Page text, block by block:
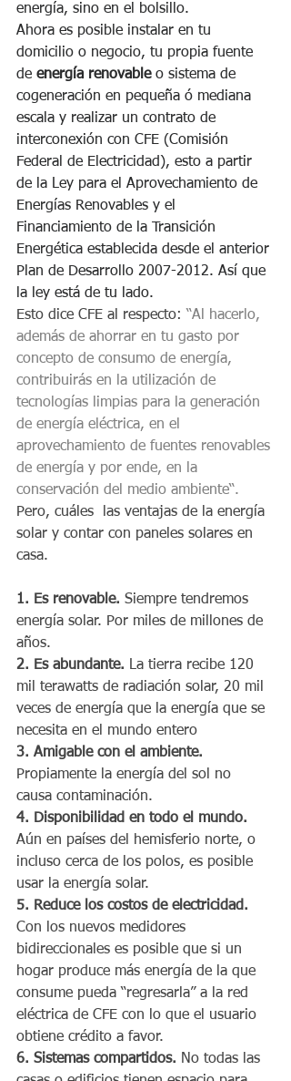
energía, sino en el bolsillo.
Ahora es posible instalar en tu
domicilio o negocio, tu propia fuente
de energía renovable o sistema de
cogeneración en pequeña ó mediana
escala y realizar un contrato de
interconexión con CFE (Comisión
Federal de Electricidad), esto a partir
de la Ley para el Aprovechamiento de
Energías Renovables y el
Financiamiento de la Transición
Energética establecida desde el anterior
Plan de Desarrollo 2007-2012. Así que
la ley está de tu lado.
Esto dice CFE al respecto: “Al hacerlo,
además de ahorrar en tu gasto por
concepto de consumo de energía,
contribuirás en la utilización de
tecnologías limpias para la generación
de energía eléctrica, en el
aprovechamiento de fuentes renovables
de energía y por ende, en la
conservación del medio ambiente“.
Pero, cuáles  las ventajas de la energía
solar y contar con paneles solares en
casa.
1. Es renovable. Siempre tendremos
energía solar. Por miles de millones de
años.
2. Es abundante. La tierra recibe 120
mil terawatts de radiación solar, 20 mil
veces de energía que la energía que se
necesita en el mundo entero
3. Amigable con el ambiente.
Propiamente la energía del sol no
causa contaminación.
4. Disponibilidad en todo el mundo.
Aún en países del hemisferio norte, o
incluso cerca de los polos, es posible
usar la energía solar.
5. Reduce los costos de electricidad.
Con los nuevos medidores
bidireccionales es posible que si un
hogar produce más energía de la que
consume pueda “regresarla” a la red
eléctrica de CFE con lo que el usuario
obtiene crédito a favor.
6. Sistemas compartidos. No todas las